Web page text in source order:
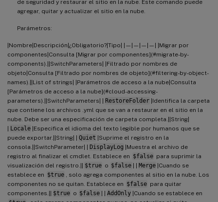
de seguridad y restaurar el sitio en la nube. Este comando puede
agregar, quitar y actualizar el sitio en la nube.
Parámetros:
|Nombre|Descripción|¿Obligatorio?|Tipo| |—|—|—|—| |Migrar por
componentes|Consulta [Migrar por componentes](#migrate-by-
components).||SwitchParameters| |Filtrado por nombres de
objeto|Consulta [Filtrado por nombres de objeto](#filtering-by-object-
names).||List of strings| |Parámetros de acceso a la nube|Consulta
[Parámetros de acceso a la nube](#cloud-accessing-
parameters).||SwitchParameters| | RestoreFolder |Identifica la carpeta
que contiene los archivos .yml que se van a restaurar en el sitio en la
nube. Debe ser una especificación de carpeta completa.||String|
| Locale |Especifica el idioma del texto legible por humanos que se
puede exportar.||String| | Quiet |Suprime el registro en la
consola.||SwitchParameter| | DisplayLog |Muestra el archivo de
registro al finalizar el cmdlet. Establece en $false para suprimir la
visualización del registro.|| $true o $false | | Merge |Cuando se
establece en $true
, solo agrega componentes al sitio en la nube. Los
componentes no se quitan. Establece en $false para quitar
componentes.|| $true o $false | | AddOnly |Cuando se establece en